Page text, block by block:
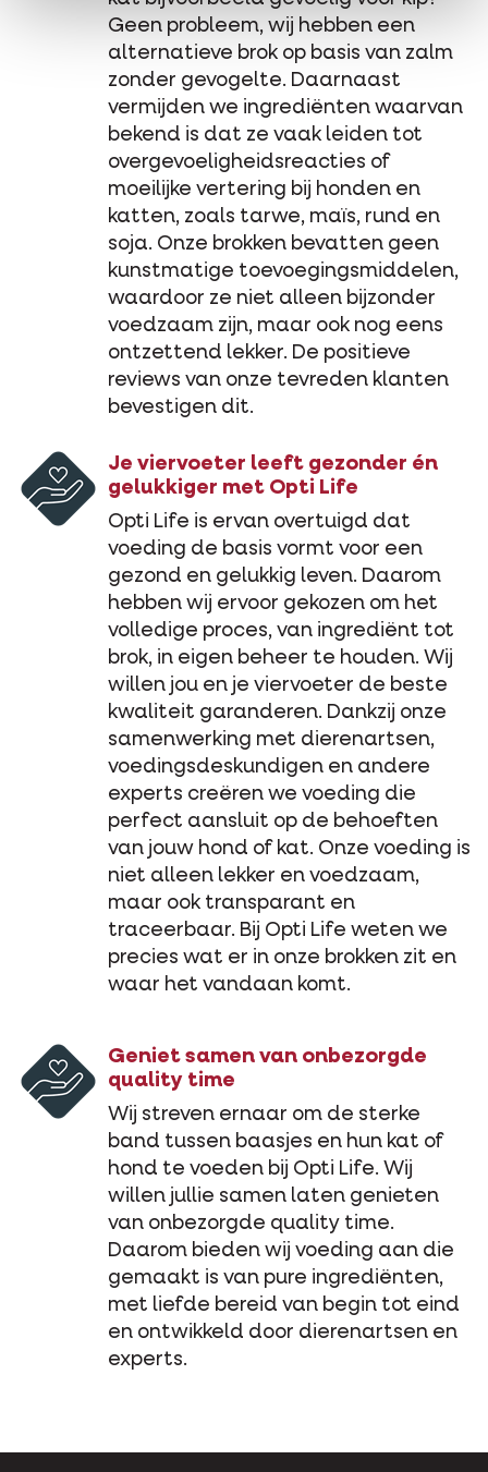
Geen probleem, wij hebben een
alternatieve brok op basis van zalm
zonder gevogelte. Daarnaast
vermijden we ingrediënten waarvan
bekend is dat ze vaak leiden tot
overgevoeligheidsreacties of
moeilijke vertering bij honden en
katten, zoals tarwe, maïs, rund en
soja. Onze brokken bevatten geen
kunstmatige toevoegingsmiddelen,
waardoor ze niet alleen bijzonder
voedzaam zijn, maar ook nog eens
ontzettend lekker. De positieve
reviews van onze tevreden klanten
bevestigen dit.
Je viervoeter leeft gezonder én
gelukkiger met Opti Life
Opti Life is ervan overtuigd dat
voeding de basis vormt voor een
gezond en gelukkig leven. Daarom
hebben wij ervoor gekozen om het
volledige proces, van ingrediënt tot
brok, in eigen beheer te houden. Wij
willen jou en je viervoeter de beste
kwaliteit garanderen. Dankzij onze
samenwerking met dierenartsen,
voedingsdeskundigen en andere
experts creëren we voeding die
perfect aansluit op de behoeften
van jouw hond of kat. Onze voeding is
niet alleen lekker en voedzaam,
maar ook transparant en
traceerbaar. Bij Opti Life weten we
precies wat er in onze brokken zit en
waar het vandaan komt.
Geniet samen van onbezorgde
quality time
Wij streven ernaar om de sterke
band tussen baasjes en hun kat of
hond te voeden bij Opti Life. Wij
willen jullie samen laten genieten
van onbezorgde quality time.
Daarom bieden wij voeding aan die
gemaakt is van pure ingrediënten,
met liefde bereid van begin tot eind
en ontwikkeld door dierenartsen en
experts.